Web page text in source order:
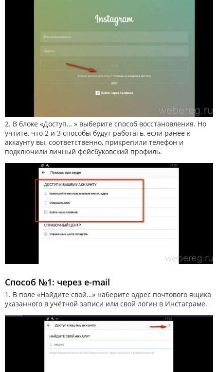
2. В блоке «Доступ… » выберите способ восстановления. Но
учтите, что 2 и 3 способы будут работать, если ранее к
аккаунту вы, соответственно, прикрепили телефон и
подключили личный фейсбуковский профиль.
Способ №1: через e-mail
1. В поле «Найдите свой…» наберите адрес почтового ящика
указанного в учётной записи или свой логин в Инстаграме.